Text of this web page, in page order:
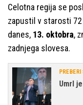
Celotna regija se
zapustil v starosti
danes, 13. oktobra,
zadnjega slovesa.
PREBERI
Umrl